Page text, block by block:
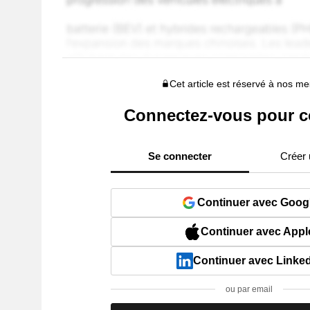
Cet article est réservé à nos
Connectez-vous pour
Se connecter Créer
Continuer avec
Continuer avec
Continuer avec
ou par email